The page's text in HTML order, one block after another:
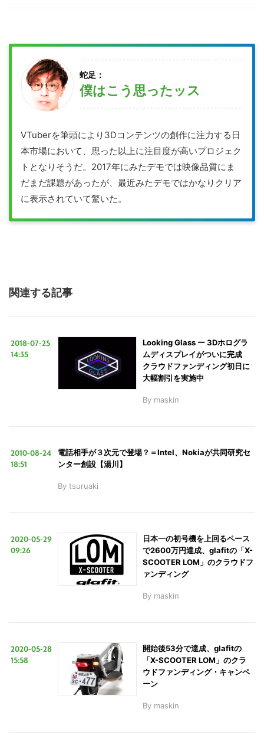
蛇足：
僕はこう思ったッス
VTuberを筆頭により3Dコンテンツの創作に注力する日
本市場において、思った以上に注目度が高いプロジェク
トとなりそうだ。2017年にみたデモでは映像品質にま
だまだ課題があったが、最近みたデモではかなりクリア
に表示されていて驚いた。
関連する記事
2018-07-25
14:35
Looking Glass ー 3Dホログラ
ムディスプレイがついに完成
クラウドファンディング初日に
大幅割引を実施中
By maskin
2010-08-24
18:51
電話相手が３次元で登場？＝Intel、Nokiaが共同研究セ
ンター創設【湯川】
By tsuruaki
2020-05-29
09:26
日本一の初号機を上回るペース
で2600万円達成、glafitの「X-
SCOOTER LOM」のクラウドフ
ァンディング
By maskin
2020-05-28
15:58
開始後53分で達成、glafitの
「X-SCOOTER LOM」のクラ
ウドファンディング・キャンペ
ーン
By maskin
イ